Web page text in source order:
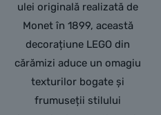
ulei originală realizată de
Monet în 1899, această
decorațiune LEGO din
cărămizi aduce un omagiu
texturilor bogate și
frumuseții stilului